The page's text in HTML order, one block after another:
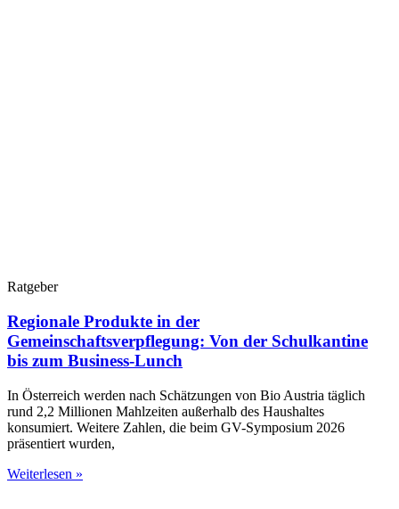
Ratgeber
Regionale Produkte in der
Gemeinschaftsverpflegung: Von der Schulkantine
bis zum Business-Lunch
In Österreich werden nach Schätzungen von Bio Austria täglich
rund 2,2 Millionen Mahlzeiten außerhalb des Haushaltes
konsumiert. Weitere Zahlen, die beim GV-Symposium 2026
präsentiert wurden,
Weiterlesen »